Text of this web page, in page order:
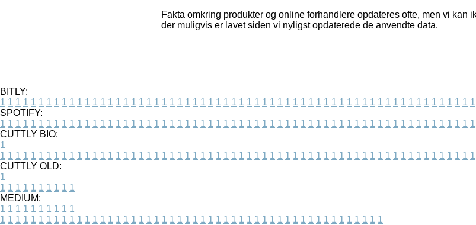
Fakta omkring produkter og online forhandlere opdateres ofte, men vi kan
der muligvis er lavet siden vi nyligst opdaterede de anvendte data.
BITLY:
1 1 1 1 1 1 1 1 1 1 1 1 1 1 1 1 1 1 1 1 1 1 1 1 1 1 1 1 1 1 1 1 1 1 1 1 1 1 1 1 1 1 1 1 1 1 1 1 1 1 1 1 1 1 1 1 1 1 1 1 1 1
SPOTIFY:
1 1 1 1 1 1 1 1 1 1 1 1 1 1 1 1 1 1 1 1 1 1 1 1 1 1 1 1 1 1 1 1 1 1 1 1 1 1 1 1 1 1 1 1 1 1 1 1 1 1 1 1 1 1 1 1 1 1 1 1 1 1
CUTTLY BIO:
1
1 1 1 1 1 1 1 1 1 1 1 1 1 1 1 1 1 1 1 1 1 1 1 1 1 1 1 1 1 1 1 1 1 1 1 1 1 1 1 1 1 1 1 1 1 1 1 1 1 1 1 1 1 1 1 1 1 1 1 1 1 1
CUTTLY OLD:
1
1 1 1 1 1 1 1 1 1 1
MEDIUM:
1 1 1 1 1 1 1 1 1 1
1 1 1 1 1 1 1 1 1 1 1 1 1 1 1 1 1 1 1 1 1 1 1 1 1 1 1 1 1 1 1 1 1 1 1 1 1 1 1 1 1 1 1 1 1 1 1 1 1 1